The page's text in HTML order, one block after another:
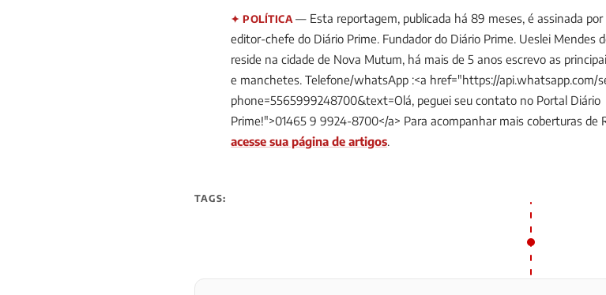
✦ POLÍTICA — Esta reportagem, publicada há 89 meses, é assinada por
editor-chefe do Diário Prime. Fundador do Diário Prime. Ueslei Mendes
reside na cidade de Nova Mutum, há mais de 5 anos escrevo as
e manchetes. Telefone/whatsApp :<a href="https://api.whatsapp.com/
phone=5565999248700&text=Olá, peguei seu contato no Portal Diário
Prime!">01465 9 9924-8700</a> Para acompanhar mais coberturas de
acesse sua página de artigos.
TAGS: